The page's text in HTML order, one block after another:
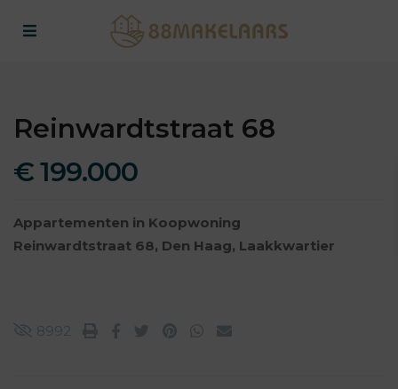
Reinwardtstraat 68
€ 199.000
Appartementen in Koopwoning
Reinwardtstraat 68, Den Haag, Laakkwartier
8992